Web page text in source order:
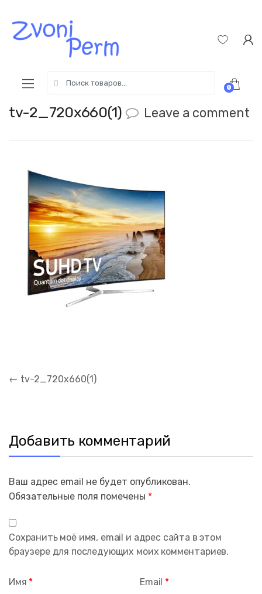
navigation
содержимому
for:
0
tv-2_720x660(1) Leave a comment
Навигация
← tv-2_720x660(1)
Добавить комментарий
Ваш адрес email не будет опубликован.
Обязательные поля помечены *
Имя * Email *
Сохранить моё имя, email и адрес сайта в этом
браузере для последующих моих комментариев.